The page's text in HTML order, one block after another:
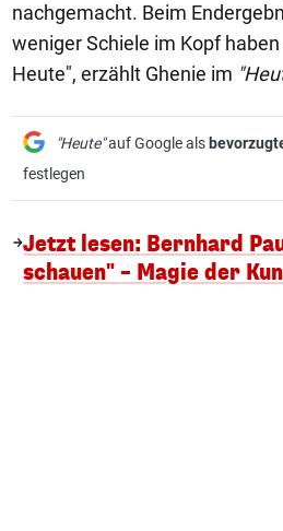
nachgemacht. Beim
weniger Schiele im Kopf
Heute", erzählt Ghenie im
"Heute"auf Google als
festlegen
Jetzt lesen: Bernhard
schauen" – Magie der